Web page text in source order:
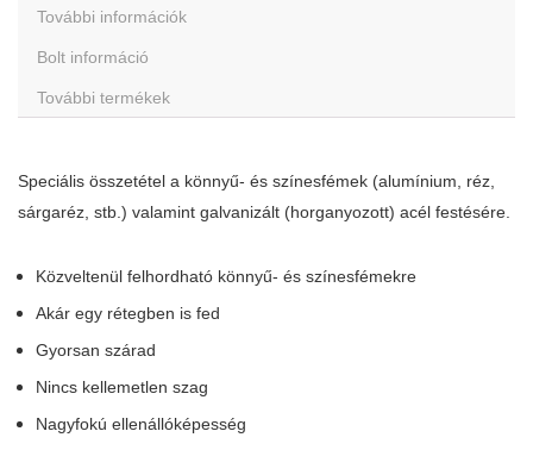
További információk
Bolt információ
További termékek
Speciális összetétel a könnyű- és színesfémek (alumínium, réz,
sárgaréz, stb.) valamint galvanizált (horganyozott) acél festésére.
Közveltenül felhordható könnyű- és színesfémekre
Akár egy rétegben is fed
Gyorsan szárad
Nincs kellemetlen szag
Nagyfokú ellenállóképesség